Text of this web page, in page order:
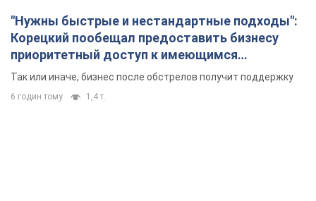
"Нужны быстрые и нестандартные подходы":
Корецкий пообещал предоставить бизнесу
приоритетный доступ к имеющимся
складским помещениям
Так или иначе, бизнес после обстрелов получит поддержку
6 годин тому 1,4 т.